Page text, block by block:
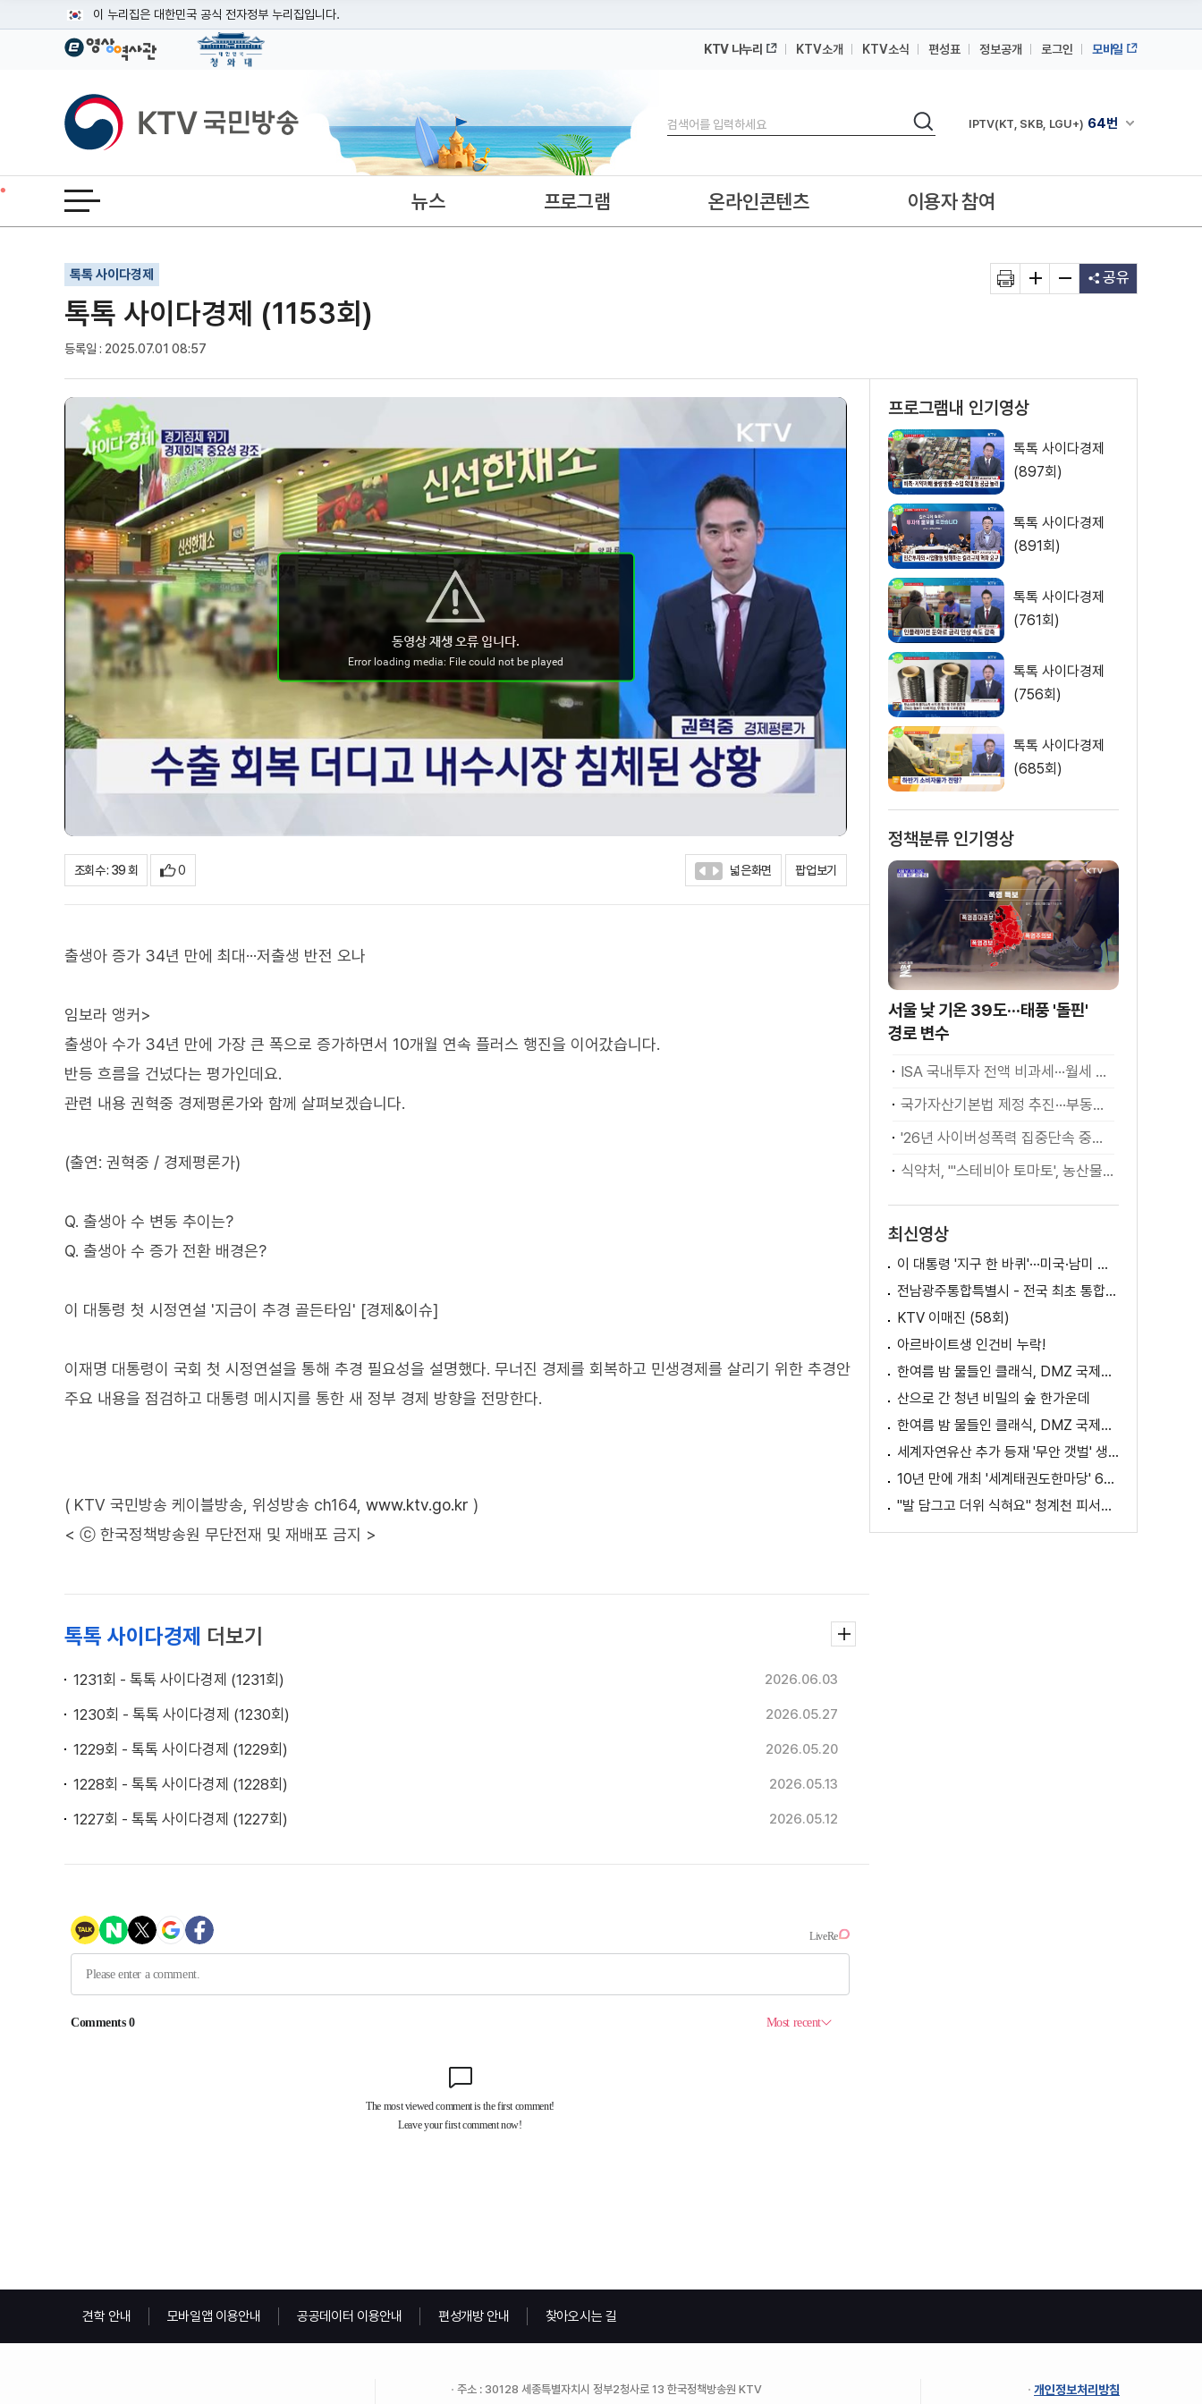
이 누리집은 대한민국 공식 전자정부 누리집입니다.
공식 누리집 주소 확인하기
이밖에 or.kr 또는 .kr등 다른 도메인 주소를 사용하고 있다면 아래 URL에서 도메인 주소를 확인해 보세요
운영중인 공식 누리집보기
KTV 나누리 KTV소개 KTV소식 편성표 정보공개 로그인 모바일
KTV국민방송
검색
검색 채널안내 펼쳐
IPTV(KT, SKB, LGU+) 64번
IPTV(KT, SKB, LGU+)
전체메뉴 열기 뉴스 프로그램 온라인콘텐츠 이용자 참여
톡톡 사이다경제
톡톡 사이다경제 (1153회)
등록일 : 2025.07.01 08:57
기사인쇄
글자확대
글자축소 공유
조회수 : 39 회 0 넓은화면 팝업보기
출생아 증가 34년 만에 최대···저출생 반전 오나
임보라 앵커>
출생아 수가 34년 만에 가장 큰 폭으로 증가하면서 10개월 연속 플러스 행진을 이어갔습니다.
반등 흐름을 건넜다는 평가인데요.
관련 내용 권혁중 경제평론가와 함께 살펴보겠습니다.
(출연: 권혁중 / 경제평론가)
Q. 출생아 수 변동 추이는?
Q. 출생아 수 증가 전환 배경은?
이 대통령 첫 시정연설 '지금이 추경 골든타임' [경제&이슈]
이재명 대통령이 국회 첫 시정연설을 통해 추경 필요성을 설명했다. 무너진 경제를 회복하고 민생경제를 살리기 위한 추경안
주요 내용을 점검하고 대통령 메시지를 통한 새 정부 경제 방향을 전망한다.
( KTV 국민방송 케이블방송, 위성방송 ch164, www.ktv.go.kr )
< ⓒ 한국정책방송원 무단전재 및 재배포 금지 >
톡톡 사이다경제 더보기
1231회 - 톡톡 사이다경제 (1231회) 2026.06.03
1230회 - 톡톡 사이다경제 (1230회) 2026.05.27
1229회 - 톡톡 사이다경제 (1229회) 2026.05.20
1228회 - 톡톡 사이다경제 (1228회) 2026.05.13
1227회 - 톡톡 사이다경제 (1227회) 2026.05.12
프로그램내 인기영상
톡톡 사이다경제
(897회)
톡톡 사이다경제
(891회)
톡톡 사이다경제
(761회)
톡톡 사이다경제
(756회)
톡톡 사이다경제
(685회)
정책분류 인기영상
서울 낮 기온 39도···태풍 '돌핀'
경로 변수
ISA 국내투자 전액 비과세···월세 세액공제 확대
국가자산기본법 제정 추진···부동산·주식 등 통합 관리
'26년 사이버성폭력 집중단속 중간성과 발표···향후 추진계획은?
식약처, "'스테비아 토마토', 농산물 아닌 가공식품"
최신영상
이 대통령 '지구 한 바퀴'···미국·남미 순방 성과는? / AX 대전환의 시대! 국민 위한 적극 행정은?
전남광주통합특별시 - 전국 최초 통합돌봄 모델
KTV 이매진 (58회)
아르바이트생 인건비 누락!
한여름 밤 물들인 클래식, DMZ 국제음악제 성황
산으로 간 청년 비밀의 숲 한가운데
한여름 밤 물들인 클래식, DMZ 국제음악제 성황
세계자연유산 추가 등재 '무안 갯벌' 생태 체험
10년 만에 개최 '세계태권도한마당' 61개국 참가
"발 담그고 더위 식혀요" 청계천 피서지로 인기
견학 안내 모바일앱 이용안내 공공데이터 이용안내 편성개방 안내 찾아오시는 길
주소 : 30128 세종특별자치시 정부2청사로 13 한국정책방송원 KTV
개인정보처리방침